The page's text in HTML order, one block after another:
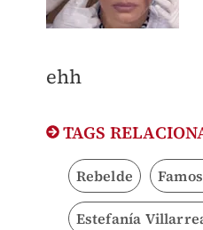
ehh
TAGS
Rebelde
Estefanía